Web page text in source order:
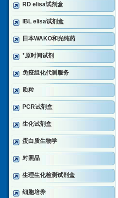
RD elisa试剂盒
IBL elisa试剂盒
日本WAKO和光纯药
*原时间试剂
免疫组化代测服务
质粒
PCR试剂盒
生化试剂盒
蛋白质生物学
对照品
生理生化检测试剂盒
细胞培养